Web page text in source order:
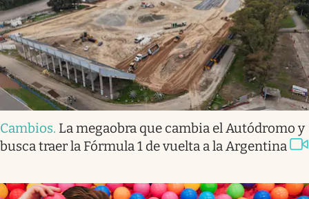
Cambios. La megaobra que cambia el Autódromo y
busca traer la Fórmula 1 de vuelta a la Argentina